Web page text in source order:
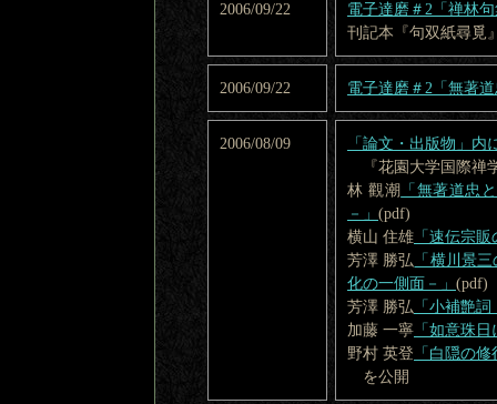
2006/09/22
電子達磨＃2「禅林
刊記本『句双紙尋覓
2006/09/22 電子達磨＃2「無著
2006/08/09
「論文・出版物」内
『花園大学国際禅
林 觀潮 「無著道忠
－」 (pdf)
横山 住雄 「速伝宗
芳澤 勝弘 「横川景
化の一側面－」 (pdf)
芳澤 勝弘 「小補艶
加藤 一寧 「如意珠
野村 英登 「白隠の
を公開